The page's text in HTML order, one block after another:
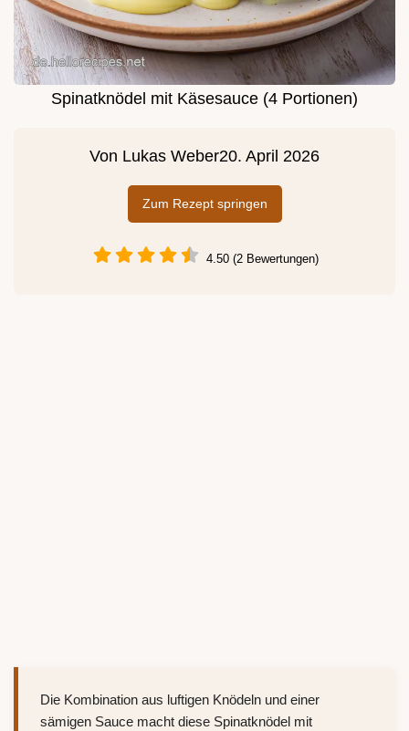
Spinatknödel mit Käsesauce (4 Portionen)
Von Lukas Weber20. April 2026
Zum Rezept springen
4.50 (2 Bewertungen)
Die Kombination aus luftigen Knödeln und einer
sämigen Sauce macht diese Spinatknödel mit